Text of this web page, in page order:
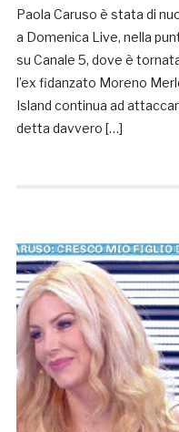
Paola Caruso è stata di
a Domenica Live, nella
su Canale 5, dove è
l’ex fidanzato Moreno
Island continua ad
detta davvero […]